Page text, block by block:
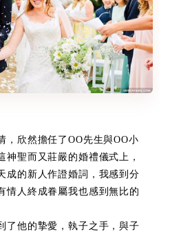
，欣然擔任了OO先生與OO小
神聖而又莊嚴的婚禮儀式上，
成的新人作證婚詞，我感到分
情人終成眷屬我也感到無比的
了他的摯愛，執子之手，與子